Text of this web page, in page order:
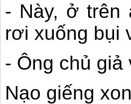
- Này, ở trên
rơi xuống bụi
- Ông chủ giả
Nạo giếng